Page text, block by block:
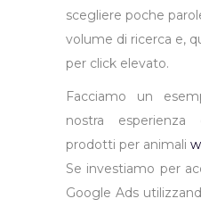
scegliere poche
volume di ricerca e,
per click elevato.
Facciamo un
nostra
prodotti per animali
Se investiamo per
Google Ads